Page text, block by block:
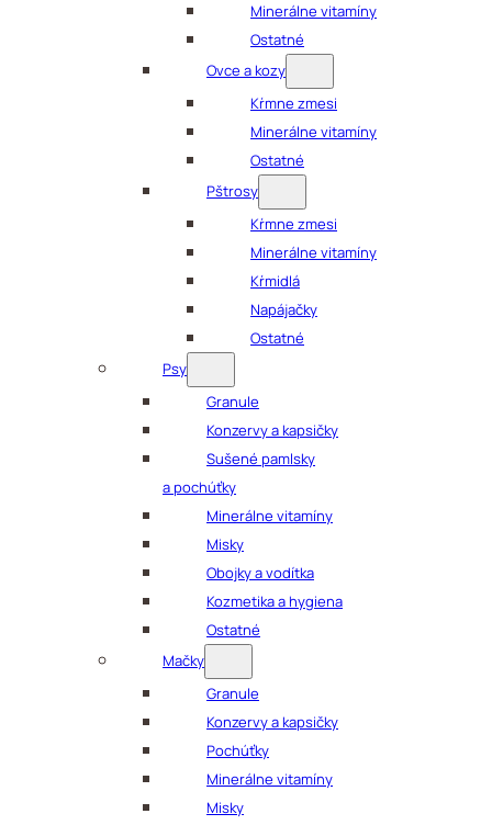
Minerálne vitamíny
Ostatné
Ovce a kozy
Kŕmne zmesi
Minerálne vitamíny
Ostatné
Pštrosy
Kŕmne zmesi
Minerálne vitamíny
Kŕmidlá
Napájačky
Ostatné
Psy
Granule
Konzervy a kapsičky
Sušené pamlsky
a pochúťky
Minerálne vitamíny
Misky
Obojky a vodítka
Kozmetika a hygiena
Ostatné
Mačky
Granule
Konzervy a kapsičky
Pochúťky
Minerálne vitamíny
Misky